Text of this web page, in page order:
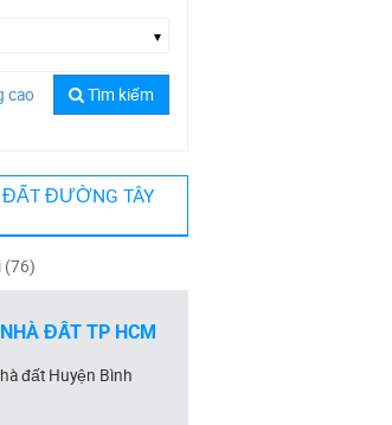
cao Tìm kiếm
ĐẤT ĐƯỜNG TÂY
(76)
ĐẤT TP HCM
đất Huyện Bình